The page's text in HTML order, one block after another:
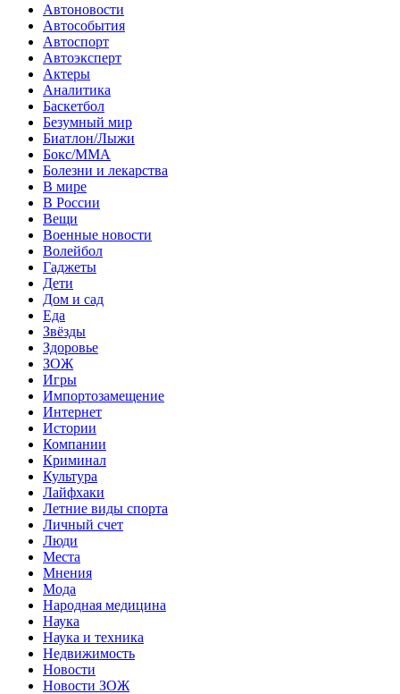
Автоновости
Автособытия
Автоспорт
Автоэксперт
Актеры
Аналитика
Баскетбол
Безумный мир
Биатлон/Лыжи
Бокс/MMA
Болезни и лекарства
В мире
В России
Вещи
Военные новости
Волейбол
Гаджеты
Дети
Дом и сад
Еда
Звёзды
Здоровье
ЗОЖ
Игры
Импортозамещение
Интернет
Истории
Компании
Криминал
Культура
Лайфхаки
Летние виды спорта
Личный счет
Люди
Места
Мнения
Мода
Народная медицина
Наука
Наука и техника
Недвижимость
Новости
Новости ЗОЖ